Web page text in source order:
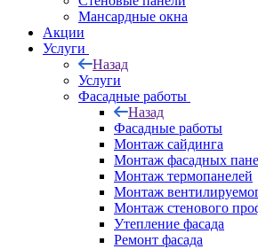
Мансардные окна
Акции
Услуги
Назад
Услуги
Фасадные работы
Назад
Фасадные работы
Монтаж сайдинга
Монтаж фасадных
Монтаж термопанелей
Монтаж
Монтаж стенового
Утепление фасада
Ремонт фасада